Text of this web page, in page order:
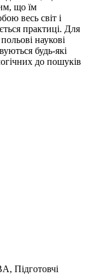
що їм
весь світ і
практиці. Для
наукові
будь-які
до пошуків
Підготовчі